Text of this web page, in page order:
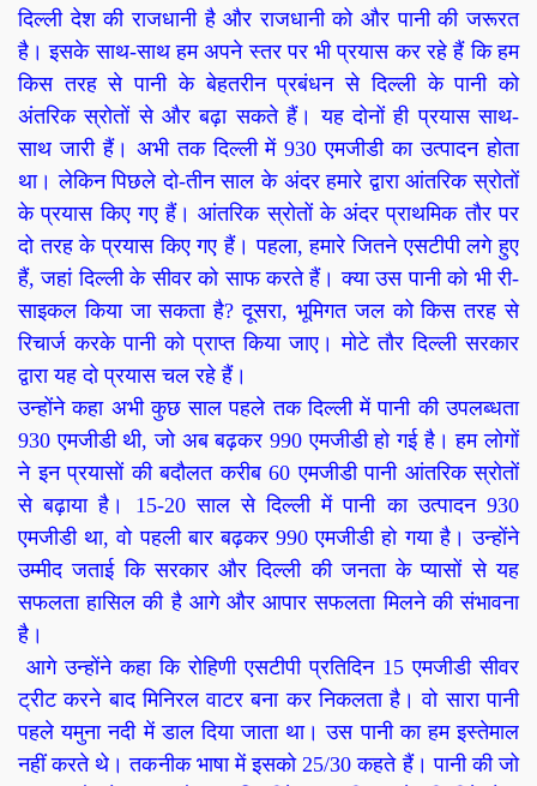
दिल्ली देश की राजधानी है और राजधानी को और पानी की जरूरत
है। इसके साथ-साथ हम अपने स्तर पर भी प्रयास कर रहे हैं कि हम
किस तरह से पानी के बेहतरीन प्रबंधन से दिल्ली के पानी को
अंतरिक स्रोतों से और बढ़ा सकते हैं। यह दोनों ही प्रयास साथ-
साथ जारी हैं। अभी तक दिल्ली में 930 एमजीडी का उत्पादन होता
था। लेकिन पिछले दो-तीन साल के अंदर हमारे द्वारा आंतरिक स्रोतों
के प्रयास किए गए हैं। आंतरिक स्रोतों के अंदर प्राथमिक तौर पर
दो तरह के प्रयास किए गए हैं। पहला, हमारे जितने एसटीपी लगे हुए
हैं, जहां दिल्ली के सीवर को साफ करते हैं। क्या उस पानी को भी री-
साइकल किया जा सकता है? दूसरा, भूमिगत जल को किस तरह से
रिचार्ज करके पानी को प्राप्त किया जाए। मोटे तौर दिल्ली सरकार
द्वारा यह दो प्रयास चल रहे हैं।
उन्होंने कहा अभी कुछ साल पहले तक दिल्ली में पानी की उपलब्धता
930 एमजीडी थी, जो अब बढ़कर 990 एमजीडी हो गई है। हम लोगों
ने इन प्रयासों की बदौलत करीब 60 एमजीडी पानी आंतरिक स्रोतों
से बढ़ाया है। 15-20 साल से दिल्ली में पानी का उत्पादन 930
एमजीडी था, वो पहली बार बढ़कर 990 एमजीडी हो गया है। उन्होंने
उम्मीद जताई कि सरकार और दिल्ली की जनता के प्यासों से यह
सफलता हासिल की है आगे और आपार सफलता मिलने की संभावना
है।
आगे उन्होंने कहा कि रोहिणी एसटीपी प्रतिदिन 15 एमजीडी सीवर
ट्रीट करने बाद मिनिरल वाटर बना कर निकलता है। वो सारा पानी
पहले यमुना नदी में डाल दिया जाता था। उस पानी का हम इस्तेमाल
नहीं करते थे। तकनीक भाषा में इसको 25/30 कहते हैं। पानी की जो